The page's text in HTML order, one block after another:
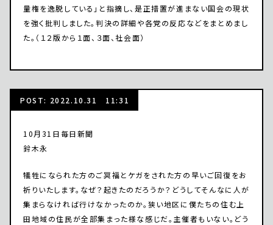
量権を逸脱している」と指摘し、是正措置が進まない国会の現状
を強く批判しました。判決の詳細や各党の反応などをまとめまし
た。（１２版から１面、３面、社会面）
POST: 2022.10.31 11:31
10月31日毎日新聞
鈴木永
犠牲になられた方のご冥福とケガをされた方の早いご回復をお
祈りいたします。なぜ？起きたのだろうか？どうしてそんなに人が
集まらなければ行けなかったのか。狭い地区に僕たちの住む上
田地域の住民が全部集まった様な感じだ。主催者もいない。どう